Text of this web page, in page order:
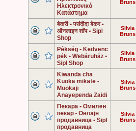
Ηλεκτρονικό
Κατάστημα
Bruns
बेकरी • पसंदीदा बेकर •
ऑनलाइन शॉप • Sipl
Shop
Silvia
Bruns
Pékség • Kedvenc
pék • Webáruház •
Sipl Shop
Silvia
Bruns
Kiwanda cha
Kuoka mikate •
Muokaji
Anayependa Zaidi
Silvia
Bruns
Пекара • Омилен
пекар • Онлајн
продавница • Sipl
продавница
Silvia
Bruns